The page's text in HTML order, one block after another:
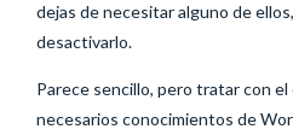
dejas de necesitar alguno de
desactivarlo.
Parece sencillo, pero tratar con
necesarios conocimientos de